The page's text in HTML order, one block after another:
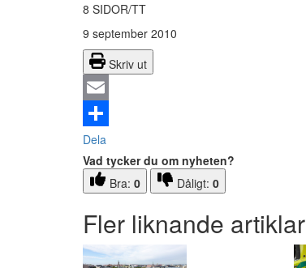
8 SIDOR/TT
9 september 2010
Skriv ut
Email
Dela
Vad tycker du om nyheten?
Bra: 0 Dåligt: 0
Fler liknande artiklar